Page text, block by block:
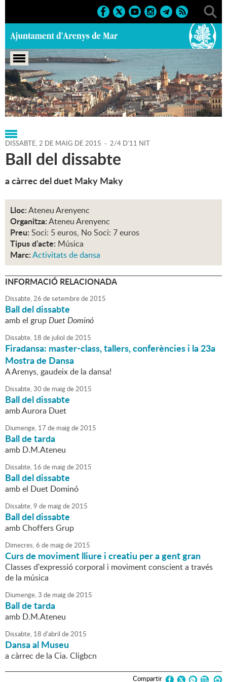
Portada > Regidories > Cultura > Agenda > 02-05-2015
DISSABTE,2 DE MAIG DE 2015 - 2/4 D'11 NIT
Ball del dissabte
a càrrec del duet Maky Maky
Lloc:Ateneu Arenyenc
Organitza:Ateneu Arenyenc
Preu: Soci: 5 euros, No Soci: 7 euros
Tipus d'acte: Música
Marc:Activitats de dansa
INFORMACIÓ RELACIONADA
Dissabte,26 desetembrede2015
Ball del dissabte
amb el grupDuet Dominó
Dissabte, 18 de juliol de2015
Firadansa: master-class, tallers, conferències i la 23a
Mostra de Dansa
A Arenys, gaudeix de la dansa!
Dissabte,30 de maigde2015
Ball del dissabte
amb Aurora Duet
Diumenge, 17 de maigde2015
Ball de tarda
amb D.M.Ateneu
Dissabte, 16 de maigde2015
Ball del dissabte
amb el Duet Dominó
Dissabte,9 de maigde2015
Ball del dissabte
amb Choffers Grup
Dimecres,6 de maigde2015
Curs de moviment lliure i creatiu per a gent gran
Classes d'expressió corporal i moviment conscient a través
de la música
Diumenge,3 de maigde2015
Ball de tarda
amb D.M.Ateneu
Dissabte, 18 d'abril de2015
Dansa al Museu
a càrrec de la Cia. Cligbcn
Compartir